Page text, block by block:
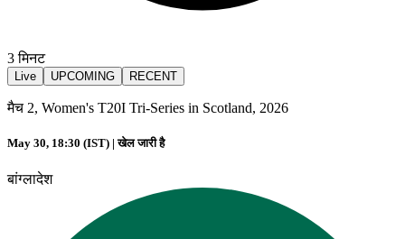
3मिनट
Live UPCOMING RECENT
मैच 2, Women's T20I Tri-Series in Scotland, 2026
May 30, 18:30 (IST) |खेल जारी है
बांग्लादेश